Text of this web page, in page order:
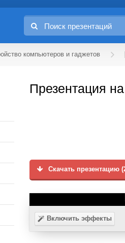
компьютеров и гаджетов
Презентация
Скачать презентацию
Включить эффекты